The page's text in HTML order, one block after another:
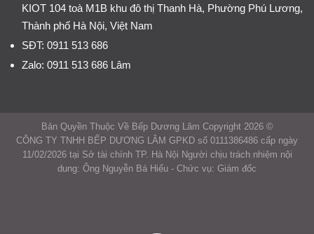
KIOT 104 toà M1B khu đô thị Thanh Hà, Phường Phú Lương,
Thành phố Hà Nội, Việt Nam
SĐT: 0911 513 686
Zalo: 0911 513 686Lâm
Bản Quyền Thuộc Về Bếp Dương Lâm Copyright 2026 ©
CÔNG TY TNHH BẾP DƯƠNG LÂM GPKD số 0111386486 cấp ngày
11/02/2026 tại Sở tài chính TP. Hà Nội Người chịu trách nhiệm nội
dung: Ông Nguyễn Bá Hiếu - Chức vụ: Giám đốc